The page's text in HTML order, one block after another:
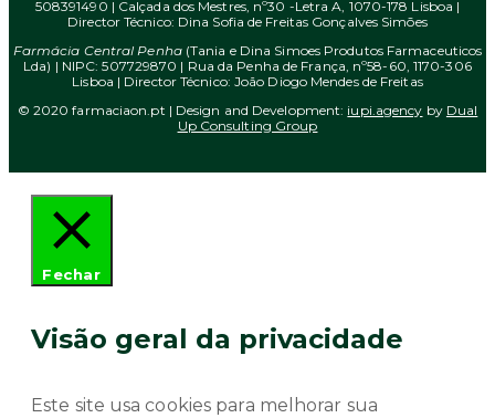
508391490 | Calçada dos Mestres, nº30 -Letra A, 1070-178 Lisboa |
Director Técnico: Dina Sofia de Freitas Gonçalves Simões
Farmácia Central Penha(Tania e Dina Simoes Produtos Farmaceuticos
Lda) | NIPC: 507729870 | Rua da Penha de França, nº58-60, 1170-306
Lisboa | Director Técnico: João Diogo Mendes de Freitas
© 2020 farmaciaon.pt | Design and Development: iupi.agency by Dual
Up Consulting Group
Fechar
Visão geral da privacidade
Este site usa cookies para melhorar sua